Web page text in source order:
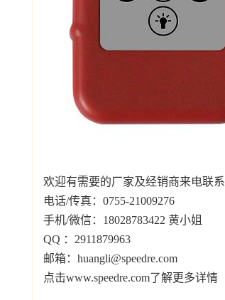
欢迎有需要的厂家及经销商来电联系
电话/传真：0755-21009276
手机/微信：18028783422 黄小姐
QQ ：2911879963
邮箱：huangli@speedre.com
点击www.speedre.com了解更多详情